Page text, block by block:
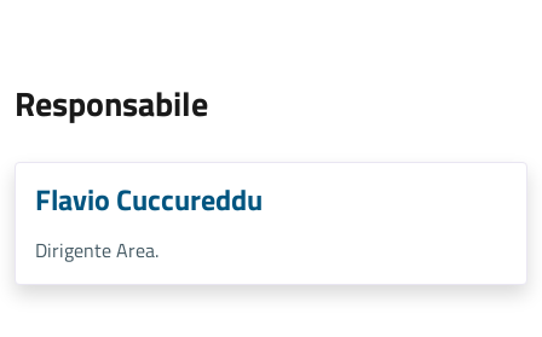
Responsabile
Flavio Cuccureddu
Dirigente Area.